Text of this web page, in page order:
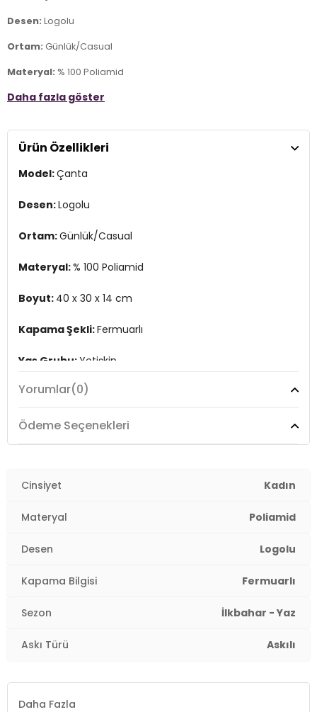
Desen: Logolu
Ortam: Günlük/Casual
Materyal: % 100 Poliamid
Boyut:40 x 30 x 14 cm
Yaş Grubu:Yetişkin
Askı Türü:Sabit çift tutma saplı , Ayarlanabilir ve Çıkarılabilir Askılı
Menşei: Malezya
2DE20221324.03
Daha fazla göster
Ürün Özellikleri
Model:Çanta
Desen:Logolu
Ortam:Günlük/Casual
Materyal:% 100 Poliamid
Boyut: 40 x 30 x 14 cm
Kapama Şekli:Fermuarlı
Yaş Grubu:Yetişkin
Askı Türü:Sabit çift tutma saplı , Ayarlanabilir ve
2DE20221324.03
Yorumlar(0)
Ödeme Seçenekleri
Cinsiyet Kadın
Materyal Poliamid
Desen Logolu
Kapama Bilgisi Fermuarlı
Sezon İlkbahar - Yaz
Askı Türü Askılı
Daha Fazla